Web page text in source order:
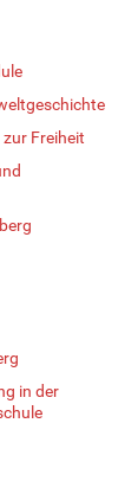
Freiheit
in der